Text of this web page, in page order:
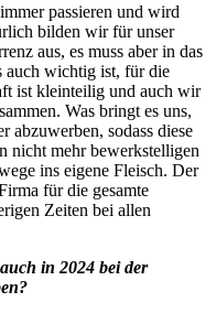
passieren und wird
bilden wir für unser
aus, es muss aber in das
auch wichtig ist, für die
ist kleinteilig und auch wir
Was bringt es uns,
abzuwerben, sodass diese
nicht mehr bewerkstelligen
ins eigene Fleisch. Der
für die gesamte
Zeiten bei allen
in 2024 bei der